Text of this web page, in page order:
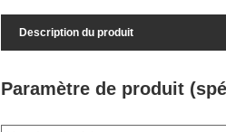
Description du produit
Paramètre de produit